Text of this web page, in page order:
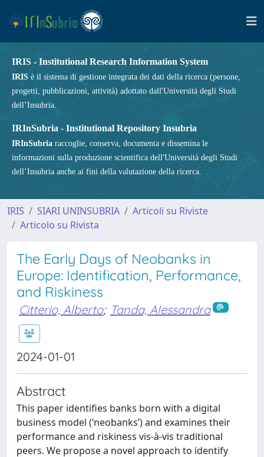
IRIS - Institutional Research Information System
IRIS è il sistema di gestione integrata dei dati della ricerca (persone,
progetti, pubblicazioni, attività) adottato dall'Università degli Studi
dell’Insubria.
IRInSubria - Institutional Repository Insubria
IRInSubria raccoglie, conserva, documenta e dissemina le
informazioni sulla produzione scientifica dell'Università degli Studi
dell’Insubria anche ai fini della valutazione della ricerca.
IRIS SIARI UNINSUBRIA
Articoli su Riviste
Articolo su Rivista
The Early Days of Neobanks in
Europe: Identification, Performance,
and Riskiness
Citterio, Alberto; Tanda, Alessandra
2024-01-01
Abstract
This paper identifies banks born with a digital
business model (‘neobanks’) and examines their
performance and riskiness vis-à-vis traditional
peers. We propose a novel approach to identify